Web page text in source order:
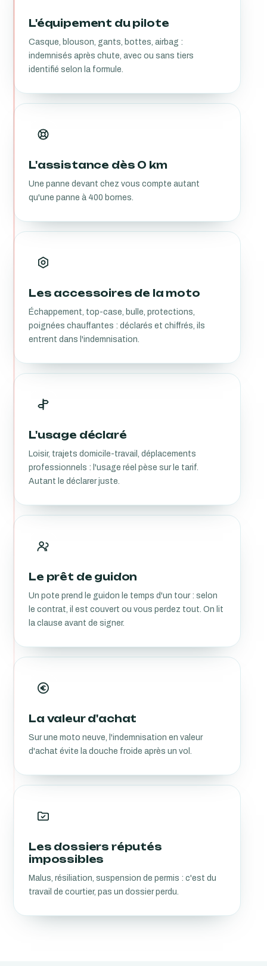
L'équipement du pilote
Casque, blouson, gants, bottes, airbag :
indemnisés après chute, avec ou sans tiers
identifié selon la formule.
L'assistance dès 0 km
Une panne devant chez vous compte autant
qu'une panne à 400 bornes.
Les accessoires de la moto
Échappement, top-case, bulle, protections,
poignées chauffantes : déclarés et chiffrés, ils
entrent dans l'indemnisation.
L'usage déclaré
Loisir, trajets domicile-travail, déplacements
professionnels : l'usage réel pèse sur le tarif.
Autant le déclarer juste.
Le prêt de guidon
Un pote prend le guidon le temps d'un tour : selon
le contrat, il est couvert ou vous perdez tout. On lit
la clause avant de signer.
La valeur d'achat
Sur une moto neuve, l'indemnisation en valeur
d'achat évite la douche froide après un vol.
Les dossiers réputés
impossibles
Malus, résiliation, suspension de permis : c'est du
travail de courtier, pas un dossier perdu.